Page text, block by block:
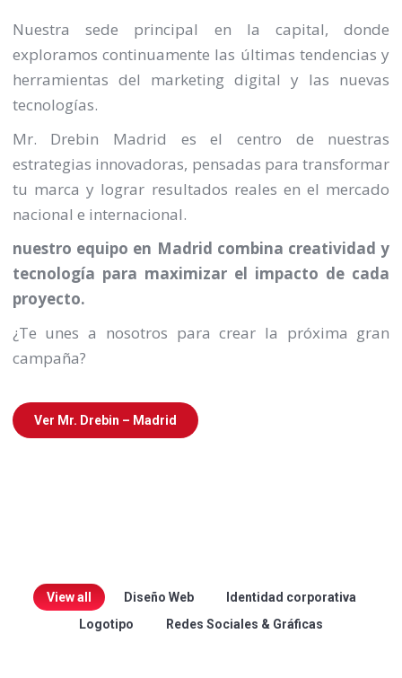
Nuestra sede principal en la capital, donde
exploramos continuamente las últimas tendencias y
herramientas del marketing digital y las nuevas
tecnologías.
Mr. Drebin Madrid es el centro de nuestras
estrategias innovadoras, pensadas para transformar
tu marca y lograr resultados reales en el mercado
nacional e internacional.
nuestro equipo en Madrid combina creatividad y
tecnología para maximizar el impacto de cada
proyecto.
¿Te unes a nosotros para crear la próxima gran
campaña?
Ver Mr. Drebin – Madrid
View all Diseño Web
Identidad corporativa
Logotipo
Redes Sociales & Gráficas